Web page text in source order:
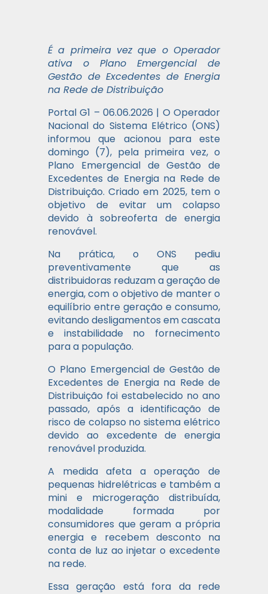
É a primeira vez que o Operador
ativa o Plano Emergencial de
Gestão de Excedentes de Energia
na Rede de Distribuição
Portal G1 – 06.06.2026 | O Operador
Nacional do Sistema Elétrico (ONS)
informou que acionou para este
domingo (7), pela primeira vez, o
Plano Emergencial de Gestão de
Excedentes de Energia na Rede de
Distribuição. Criado em 2025, tem o
objetivo de evitar um colapso
devido à sobreoferta de energia
renovável.
Na prática, o ONS pediu
preventivamente que as
distribuidoras reduzam a geração de
energia, com o objetivo de manter o
equilíbrio entre geração e consumo,
evitando desligamentos em cascata
e instabilidade no fornecimento
para a população.
O Plano Emergencial de Gestão de
Excedentes de Energia na Rede de
Distribuição foi estabelecido no ano
passado, após a identificação de
risco de colapso no sistema elétrico
devido ao excedente de energia
renovável produzida.
A medida afeta a operação de
pequenas hidrelétricas e também a
mini e microgeração distribuída,
modalidade formada por
consumidores que geram a própria
energia e recebem desconto na
conta de luz ao injetar o excedente
na rede.
Essa geração está fora da rede